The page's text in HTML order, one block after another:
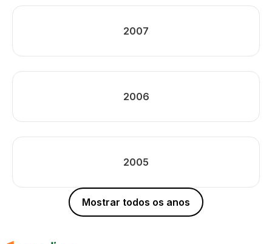
2007
2006
2005
Mostrar todos os anos